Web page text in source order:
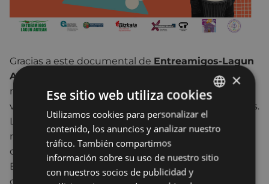
Gracias a este documental de Entreamigos-Lagun
Artean
, se ha permitido un encuentro entre
mujeres de Guatemala y Euskal Herria para alzar la
voz, que se puedan escuchar y que las escuchemos.
Las protagonistas resaltan el valor de la unión de
mujeres de territorios diferentes, de una lucha
común contra el patriarcado y el machismo.
Encontrar ese punto en común, para luchar por los
derechos humanos de las humanas. Un proyecto
BASQUE
SPANISH
×
Ese sitio web utiliza cookies
Utilizamos cookies para personalizar el
contenido, los anuncios y analizar nuestro
tráfico. También compartimos
información sobre su uso de nuestro sitio
con nuestros socios de publicidad y